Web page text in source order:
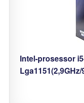
Intel-prosessor